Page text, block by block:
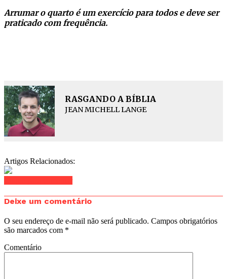
Arrumar o quarto é um exercício para todos e deve ser
praticado com frequência.
RASGANDO A BÍBLIA
JEAN MICHELL LANGE
Artigos Relacionados:
Deixe um comentário
O seu endereço de e-mail não será publicado. Campos obrigatórios
são marcados com *
Comentário